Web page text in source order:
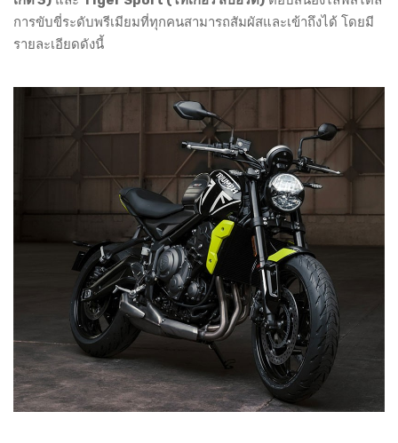
การขับขี่ระดับพรีเมียมที่ทุกคนสามารถสัมผัสและเข้าถึงได้ โดยมี
รายละเอียดดังนี้